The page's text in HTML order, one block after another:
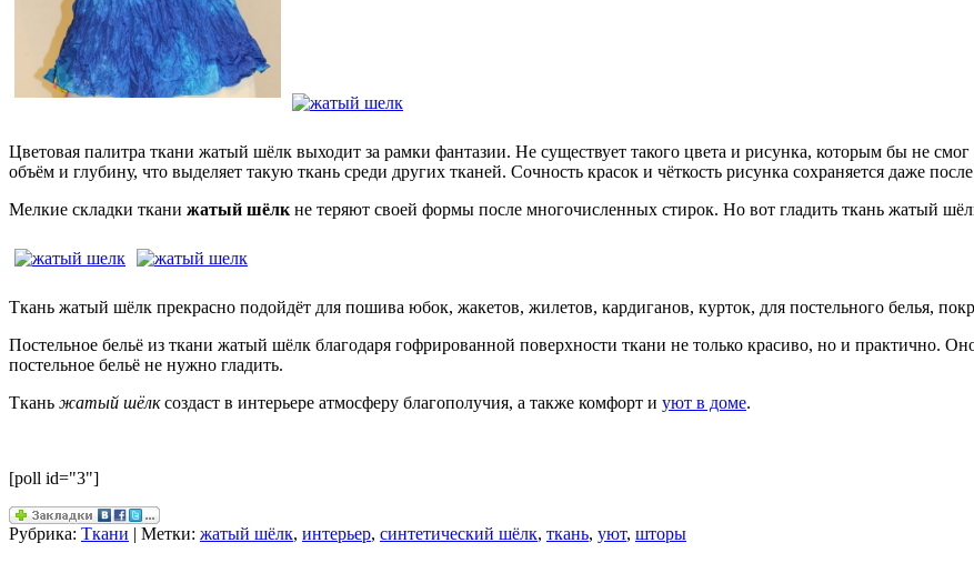
Цветовая палитра ткани жатый шёлк выходит за рамки фантазии. Не существует такого цвета и рисунка, которым бы не
объём и глубину, что выделяет такую ткань среди других тканей. Сочность красок и чёткость рисунка сохраняется даже
Мелкие складки ткани жатый шёлк не теряют своей формы после многочисленных стирок. Но вот гладить ткань жатый
Ткань жатый шёлк прекрасно подойдёт для пошива юбок, жакетов, жилетов, кардиганов, курток, для постельного белья,
Постельное бельё из ткани жатый шёлк благодаря гофрированной поверхности ткани не только красиво, но и практично.
постельное бельё не нужно гладить.
Ткань жатый шёлксоздаст в интерьере атмосферу благополучия, а также комфорт и уют в доме.
[poll id="3"]
Рубрика: Ткани | Метки: жатый шёлк, интерьер, синтетический шёлк, ткань, уют, шторы